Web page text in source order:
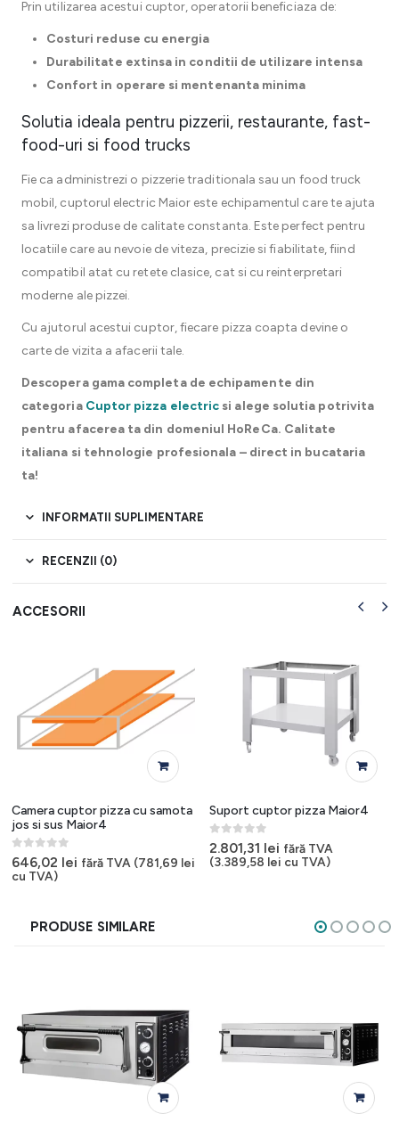
Prin utilizarea acestui cuptor, operatorii beneficiaza de:
Costuri reduse cu energia
Durabilitate extinsa in conditii de utilizare intensa
Confort in operare si mentenanta minima
Solutia ideala pentru pizzerii, restaurante, fast-
food-uri si food trucks
Fie ca administrezi o pizzerie traditionala sau un food truck
mobil, cuptorul electric Maior este echipamentul care te ajuta
sa livrezi produse de calitate constanta. Este perfect pentru
locatiile care au nevoie de viteza, precizie si fiabilitate, fiind
compatibil atat cu retete clasice, cat si cu reinterpretari
moderne ale pizzei.
Cu ajutorul acestui cuptor, fiecare pizza coapta devine o
carte de vizita a afacerii tale.
Descopera gama completa de echipamente din
categoria Cuptor pizza electric si alege solutia potrivita
pentru afacerea ta din domeniul HoReCa. Calitate
italiana si tehnologie profesionala – direct in bucataria
ta!
INFORMATII SUPLIMENTARE
RECENZII (0)
ACCESORII
Camera cuptor pizza cu samota
jos si sus Maior4
0out of 5
646,02 lei fără TVA (781,69 lei
cu TVA)
Suport cuptor pizza Maior4
0out of 5
2.801,31 lei fără TVA
(3.389,58 lei cu TVA)
PRODUSE SIMILARE